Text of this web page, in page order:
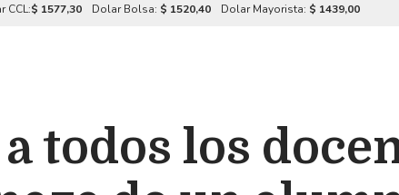
CCL:$ 1577,30 Dolar Bolsa: $ 1520,40 Dolar Mayorista: $ 1439,00
todos los